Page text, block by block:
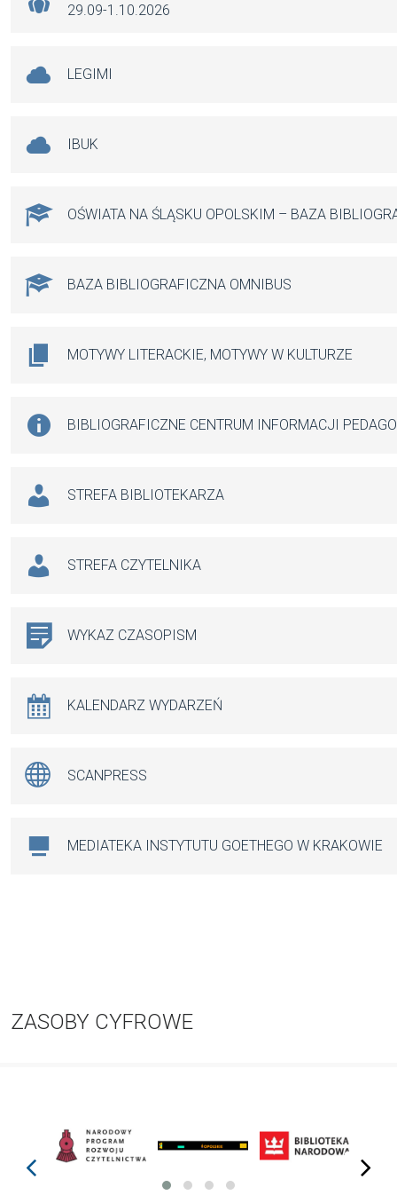
29.09-1.10.2026
LEGIMI
IBUK
OŚWIATA NA ŚLĄSKU OPOLSKIM – BAZA
BAZA BIBLIOGRAFICZNA OMNIBUS
MOTYWY LITERACKIE, MOTYWY W KULTURZE
BIBLIOGRAFICZNE CENTRUM INFORMACJI
STREFA BIBLIOTEKARZA
STREFA CZYTELNIKA
WYKAZ CZASOPISM
KALENDARZ WYDARZEŃ
SCANPRESS
MEDIATEKA INSTYTUTU GOETHEGO W KRAKOWIE
ZASOBY CYFROWE
prev next